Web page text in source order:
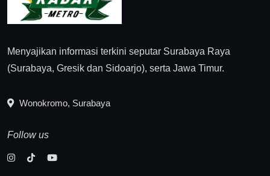
Menyajikan informasi terkini seputar Surabaya Raya
(Surabaya, Gresik dan Sidoarjo), serta Jawa Timur.
Wonokromo, Surabaya
Follow us